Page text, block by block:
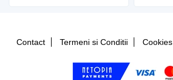
Contact Termeni si Conditii Cookies